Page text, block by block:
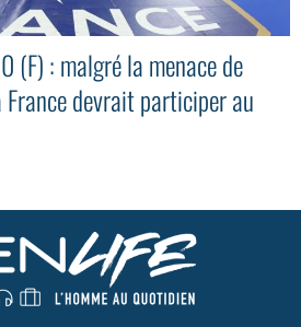
GoodMood #15
PLUS D'INFOS
(F) : malgré la menace de
France devrait participer au